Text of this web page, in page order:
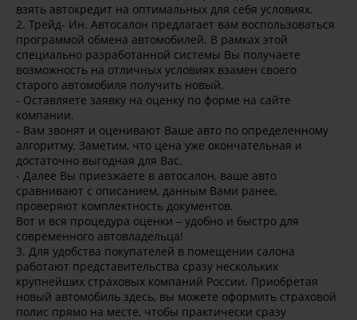
взять автокредит на оптимальных для себя условиях.
2. Трейд- Ин. Автосалон предлагает вам воспользоваться
программой обмена автомобилей. В рамках этой
специально разработанной системы Вы получаете
возможность на отличных условиях взамен своего
старого автомобиля получить новый.
- Оставляете заявку на оценку по форме на сайте
компании.
- Вам звонят и оценивают Ваше авто по определенному
алгоритму. Заметим, что цена уже окончательная и
достаточно выгодная для Вас.
- Далее Вы приезжаете в автосалон, ваше авто
сравнивают с описанием, данным Вами ранее,
проверяют комплектность документов.
Вот и вся процедура оценки – удобно и быстро для
современного автовладельца!
3. Для удобства покупателей в помещении салона
работают представительства сразу нескольких
крупнейших страховых компаний России. Приобретая
новый автомобиль здесь, вы можете оформить страховой
полис прямо на месте, чтобы практически сразу